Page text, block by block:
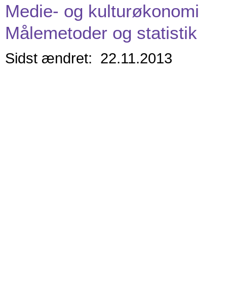
Medie- og kulturøkonomi
Målemetoder og statistik
Sidst ændret: 22.11.2013